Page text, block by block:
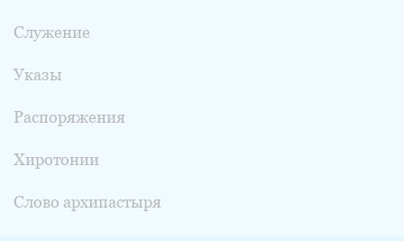
Служение
Указы
Распоряжения
Хиротонии
Слово архипастыря